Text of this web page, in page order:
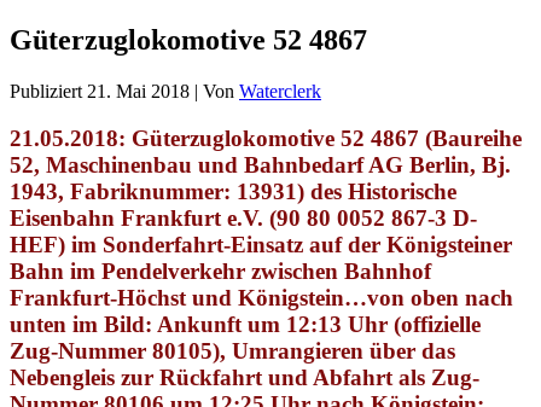
Güterzuglokomotive 52 4867
Publiziert 21. Mai 2018 | Von Waterclerk
21.05.2018: Güterzuglokomotive 52 4867 (Baureihe
52, Maschinenbau und Bahnbedarf AG Berlin, Bj.
1943, Fabriknummer: 13931) des Historische
Eisenbahn Frankfurt e.V. (90 80 0052 867-3 D-
HEF) im Sonderfahrt-Einsatz auf der Königsteiner
Bahn im Pendelverkehr zwischen Bahnhof
Frankfurt-Höchst und Königstein…von oben nach
unten im Bild: Ankunft um 12:13 Uhr (offizielle
Zug-Nummer 80105), Umrangieren über das
Nebengleis zur Rückfahrt und Abfahrt als Zug-